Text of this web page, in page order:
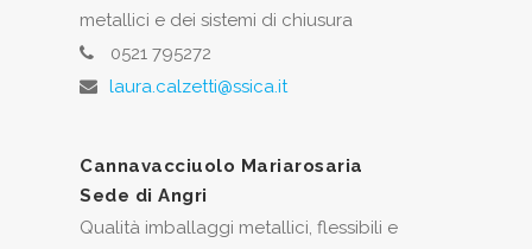
metallici e dei sistemi di chiusura
0521 795272
laura.calzetti@ssica.it
Cannavacciuolo Mariarosaria
Sede di Angri
Qualità imballaggi metallici, flessibili e